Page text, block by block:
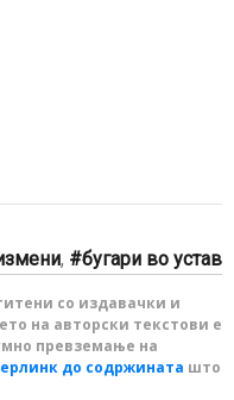
, бугари во устав
со издавачки и
на авторски текстови е
превземање на
до содржината што